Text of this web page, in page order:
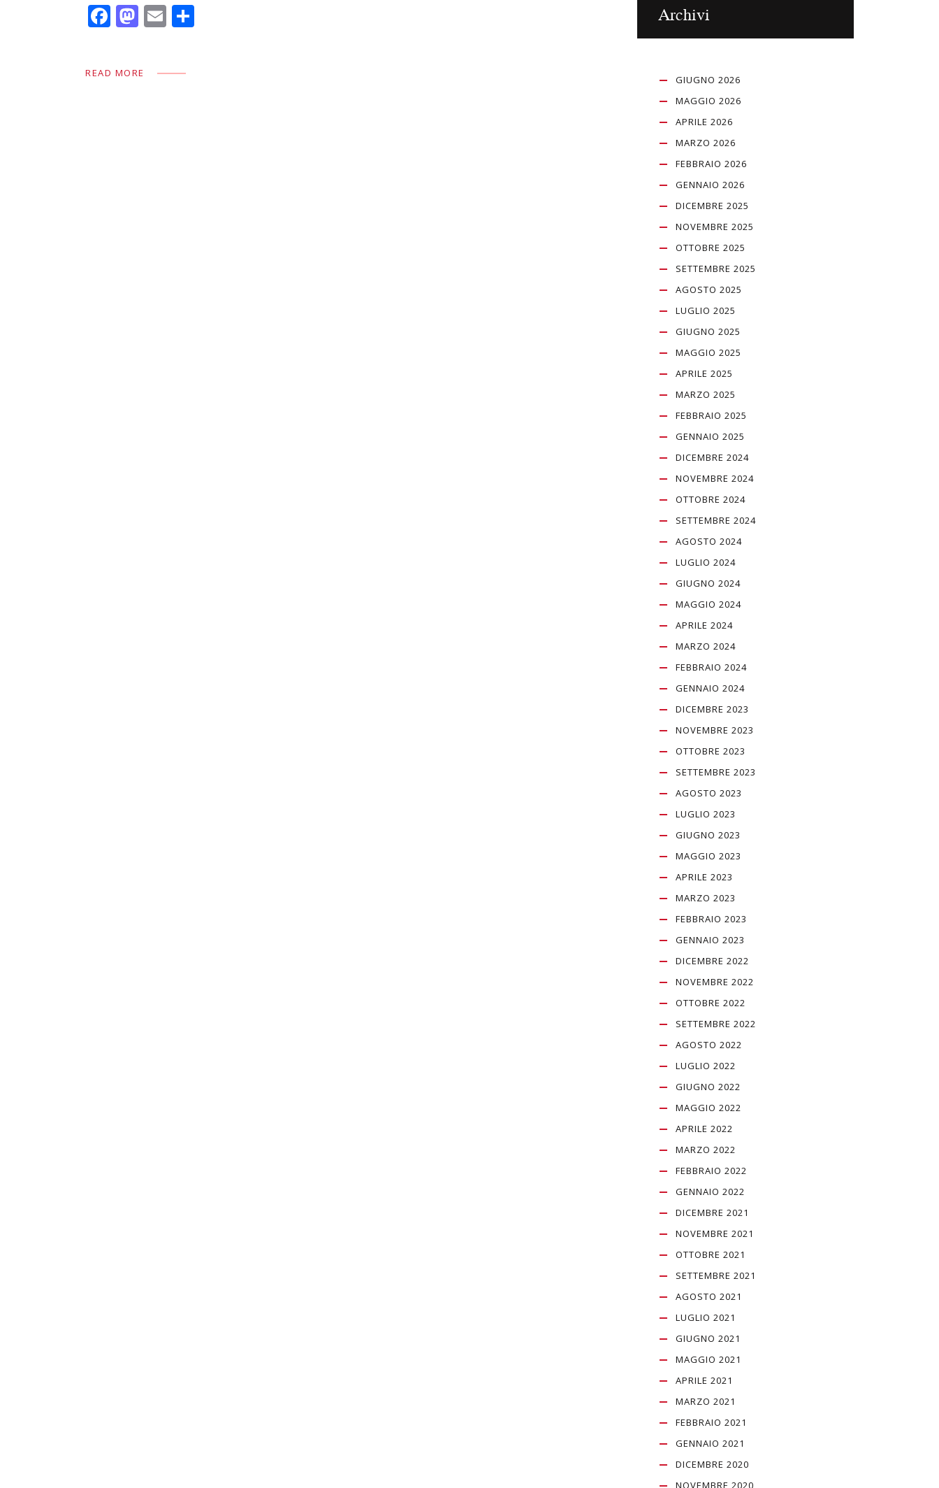
F
b
M
d
E
l
READ MORE
Archivi
GIUGNO 2026
MAGGIO 2026
APRILE 2026
MARZO 2026
FEBBRAIO 2026
GENNAIO 2026
DICEMBRE 2025
NOVEMBRE 2025
OTTOBRE 2025
SETTEMBRE 2025
AGOSTO 2025
LUGLIO 2025
GIUGNO 2025
MAGGIO 2025
APRILE 2025
MARZO 2025
FEBBRAIO 2025
GENNAIO 2025
DICEMBRE 2024
NOVEMBRE 2024
OTTOBRE 2024
SETTEMBRE 2024
AGOSTO 2024
LUGLIO 2024
GIUGNO 2024
MAGGIO 2024
APRILE 2024
MARZO 2024
FEBBRAIO 2024
GENNAIO 2024
DICEMBRE 2023
NOVEMBRE 2023
OTTOBRE 2023
SETTEMBRE 2023
AGOSTO 2023
LUGLIO 2023
GIUGNO 2023
MAGGIO 2023
APRILE 2023
MARZO 2023
FEBBRAIO 2023
GENNAIO 2023
DICEMBRE 2022
NOVEMBRE 2022
OTTOBRE 2022
SETTEMBRE 2022
AGOSTO 2022
LUGLIO 2022
GIUGNO 2022
MAGGIO 2022
APRILE 2022
MARZO 2022
FEBBRAIO 2022
GENNAIO 2022
DICEMBRE 2021
NOVEMBRE 2021
OTTOBRE 2021
SETTEMBRE 2021
AGOSTO 2021
LUGLIO 2021
GIUGNO 2021
MAGGIO 2021
APRILE 2021
MARZO 2021
FEBBRAIO 2021
GENNAIO 2021
DICEMBRE 2020
NOVEMBRE 2020